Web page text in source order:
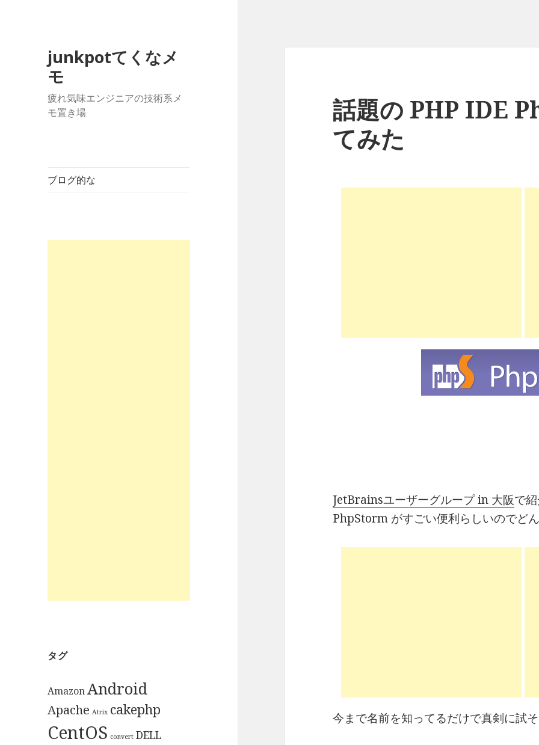
junkpotてくなメ
モ
疲れ気味エンジニアの技術系メ
モ置き場
ブログ的な
タグ
AmazonAndroid
Apache Atrix cakephp
CentOS convert DELL
話題の PHP IDE
てみた
JetBrainsユーザーグループ in 大阪で
PhpStorm がすごい便利らしいのでど
今まで名前を知ってるだけで真剣に試